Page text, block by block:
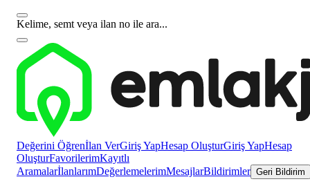
Kelime, semt veya ilan no ile ara...
Değerini Öğrenİlan VerGiriş YapHesap OluşturGiriş YapHesap
OluşturFavorilerimKayıtlı
AramalarİlanlarımDeğerlemelerimMesajlarBildirimler Geri Bildirim